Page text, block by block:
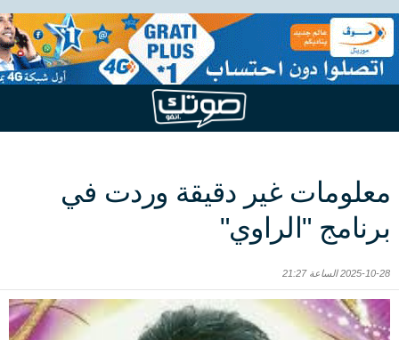
معلومات غير دقيقة وردت في
برنامج "الراوي"
2025-10-28 الساعة 21:27